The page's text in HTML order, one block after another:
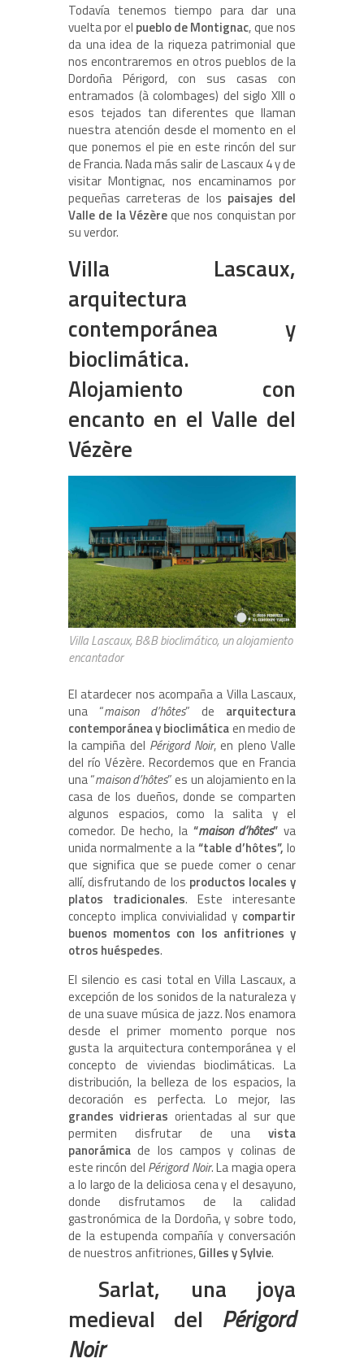
Todavía tenemos tiempo para dar una
vuelta por el pueblo de Montignac, que nos
da una idea de la riqueza patrimonial que
nos encontraremos en otros pueblos de la
Dordoña Périgord, con sus casas con
entramados (à colombages) del siglo XIII o
esos tejados tan diferentes que llaman
nuestra atención desde el momento en el
que ponemos el pie en este rincón del sur
de Francia. Nada más salir de Lascaux 4 y de
visitar Montignac, nos encaminamos por
pequeñas carreteras de los paisajes del
Valle de la Vézèreque nos conquistan por
su verdor.
Villa Lascaux,
arquitectura
contemporánea y
bioclimática.
Alojamiento con
encanto en el Valle del
Vézère
Villa Lascaux, B&B bioclimático, un alojamiento
encantador
El atardecer nos acompaña a Villa Lascaux,
una “maison d’hôtes” de arquitectura
contemporánea y bioclimáticaen medio de
la campiña del Périgord Noir, en pleno Valle
del río Vézère. Recordemos que en Francia
una “maison d’hôtes” es un alojamiento en la
casa de los dueños, donde se comparten
algunos espacios, como la salita y el
comedor. De hecho, la “maison d’hôtes” va
unida normalmente a la“table d’hôtes”, lo
que significa que se puede comer o cenar
allí, disfrutando de los productos locales y
platos tradicionales. Este interesante
concepto implica convivialidad y compartir
buenos momentos con los anfitriones y
otros huéspedes.
El silencio es casi total en Villa Lascaux, a
excepción de los sonidos de la naturaleza y
de una suave música de jazz. Nos enamora
desde el primer momento porque nos
gusta la arquitectura contemporánea y el
concepto de viviendas bioclimáticas. La
distribución, la belleza de los espacios, la
decoración es perfecta. Lo mejor, las
grandes vidrieras orientadas al sur que
permiten disfrutar de una vista
panorámica de los campos y colinas de
este rincón del Périgord Noir. La magia opera
a lo largo de la deliciosa cena y el desayuno,
donde disfrutamos de la calidad
gastronómica de la Dordoña, y sobre todo,
de la estupenda compañía y conversación
de nuestros anfitriones,Gilles y Sylvie.
Sarlat, una joya
medieval del Périgord
Noir